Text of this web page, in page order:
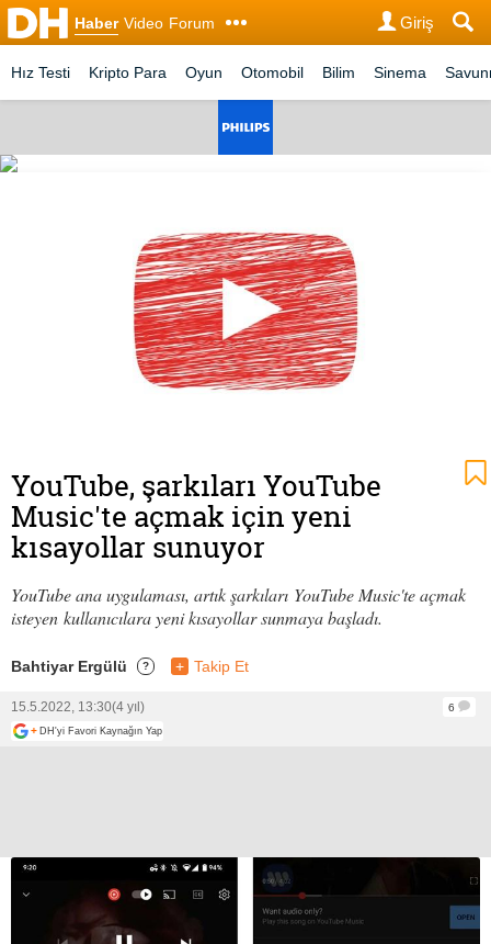
Haber Video Forum Giriş
Hız Testi Kripto Para Oyun Otomobil Bilim Sinema
YouTube, şarkıları YouTube
Music'te açmak için yeni
kısayollar sunuyor
YouTube ana uygulaması, artık şarkıları YouTube Music'te açmak
isteyen kullanıcılara yeni kısayollar sunmaya başladı.
Bahtiyar Ergülü ? + Takip Et
15.5.2022, 13:30(4 yıl)
6
+ DH'yi Favori Kaynağın Yap